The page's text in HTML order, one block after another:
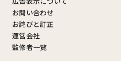
お問い合わせ
お詫びと訂正
運営会社
監修者一覧